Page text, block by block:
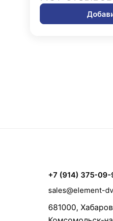
+7 (914) 375-09-
sales@element-
681000,